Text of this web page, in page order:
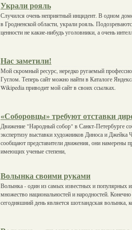
Украли рояль
Случился очень неприятный инцидент. В одном
в Гродненской области, украли рояль.
ценности не какие-нибудь уголовники, а очень
Нас заметили!
Мой скромный ресурс, нередко ругаемый
Гуглом. Теперь сайт можно найти в Каталоге
Wikipedia приводит мой сайт в своих ссылках.
«Соборовцы» требуют отставки
Движение "Народный собор" в Санкт-Петербурге
экспертизу выставки художников Диноса и Джейка
сообщают представители движения, они намерены
имеющих ученые степени,
Волынка своими руками
Волынка - один из самых известных и популярных
множество национальностей и народностей.
сегодняшний день является шотландская волынка,